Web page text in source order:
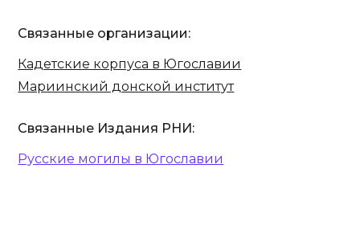
Связанные организации:
Кадетские корпуса в Югославии
Мариинский донской институт
Связанные Издания РНИ:
Русские могилы в Югославии